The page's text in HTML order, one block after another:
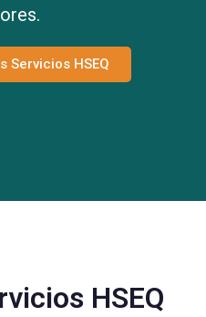
Servicios HSEQ
HSEQ